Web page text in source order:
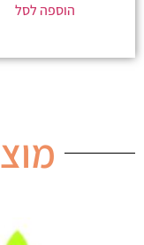
הוספה לסל